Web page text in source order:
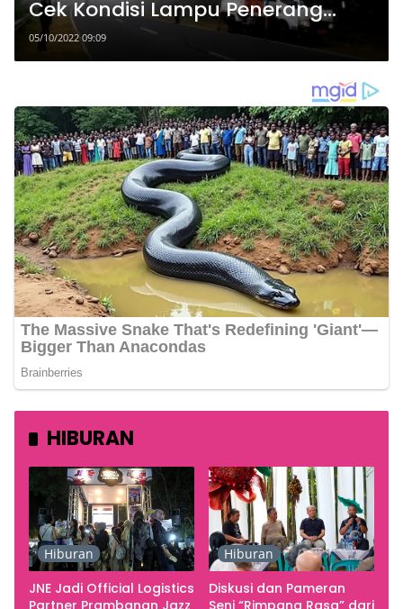
Cek Kondisi Lampu Penerang
Jalan di Gunung Lawu
05/10/2022 09:09
HIBURAN
Hiburan
JNE Jadi Official Logistics
Partner Prambanan Jazz
Hiburan
Diskusi dan Pameran
Seni “Rimpang Rasa” dari